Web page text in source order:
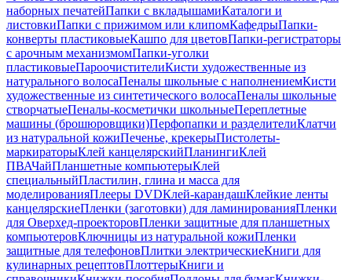
наборных печатейПапки с вкладышамиКаталоги и
листовкиПапки с прижимом или клипомКафедрыПапки-
конверты пластиковыеКашпо для цветовПапки-регистраторы
с арочным механизмомПапки-уголки
пластиковыеПароочистителиКисти художественные из
натурального волосаПеналы школьные с наполнениемКисти
художественные из синтетического волосаПеналы школьные
створчатыеПеналы-косметички школьныеПереплетные
машины (брошюровщики)Перфопапки и разделителиКлатчи
из натуральной кожиПеченье, крекерыПистолеты-
маркираторыКлей канцелярскийПланингиКлей
ПВАЧайПланшетные компьютерыКлей
специальныйПластилин, глина и масса для
моделированияПлееры DVDКлей-карандашКлейкие ленты
канцелярскиеПленки (заготовки) для ламинированияПленки
для Оверхед-проекторовПленки защитные для планшетных
компьютеровКлючницы из натуральной кожиПленки
защитные для телефоновПлитки электрическиеКниги для
кулинарных рецептовПлоттерыКниги и